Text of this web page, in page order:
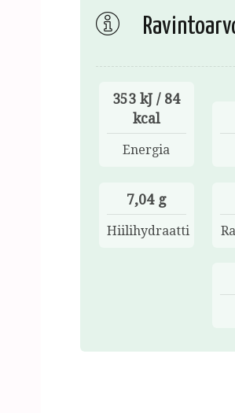
353 kJ / 84
kcal
Energia
7,04 g
Hiilihydraatti